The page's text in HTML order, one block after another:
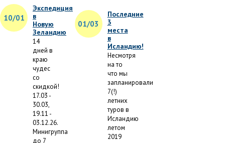
10/01
Экспедиция
в
Новую
Зеландию
14
дней в
краю
чудес
со
скидкой!
17.03 -
30.03,
19.11 -
03.12.26.
Минигруппа
до 7
01/03
Последние
3
места
в
Исландию!
Несмотря
на то
что мы
запланировали
7(!)
летних
туров в
Исландию
летом
2019